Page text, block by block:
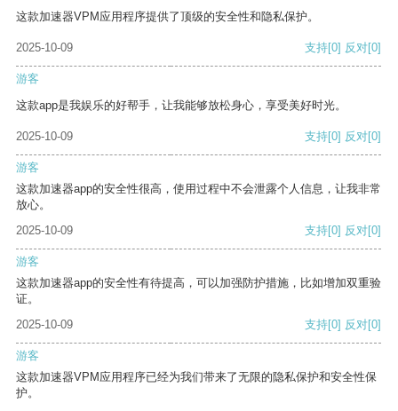
这款加速器VPM应用程序提供了顶级的安全性和隐私保护。
2025-10-09 支持[0] 反对[0]
游客
这款app是我娱乐的好帮手，让我能够放松身心，享受美好时光。
2025-10-09 支持[0] 反对[0]
游客
这款加速器app的安全性很高，使用过程中不会泄露个人信息，让我非常
放心。
2025-10-09
支持[0] 反对[0]
游客
这款加速器app的安全性有待提高，可以加强防护措施，比如增加双重验
证。
2025-10-09
支持[0] 反对[0]
游客
这款加速器VPM应用程序已经为我们带来了无限的隐私保护和安全性保
护。